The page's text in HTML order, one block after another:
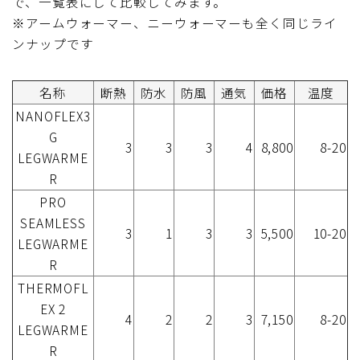
※アームウォーマー、ニーウォーマーも全く同じライ
ンナップです
名称 断熱 防水 防風 通気 価格
温度
NANOFLEX3
G
LEGWARME
R
3 3 3 4 8,800 8-20
PRO
SEAMLESS
LEGWARME
R
3 1 3 3 5,500 10-20
THERMOFL
EX 2
LEGWARME
R
4 2 2 3 7,150 8-20